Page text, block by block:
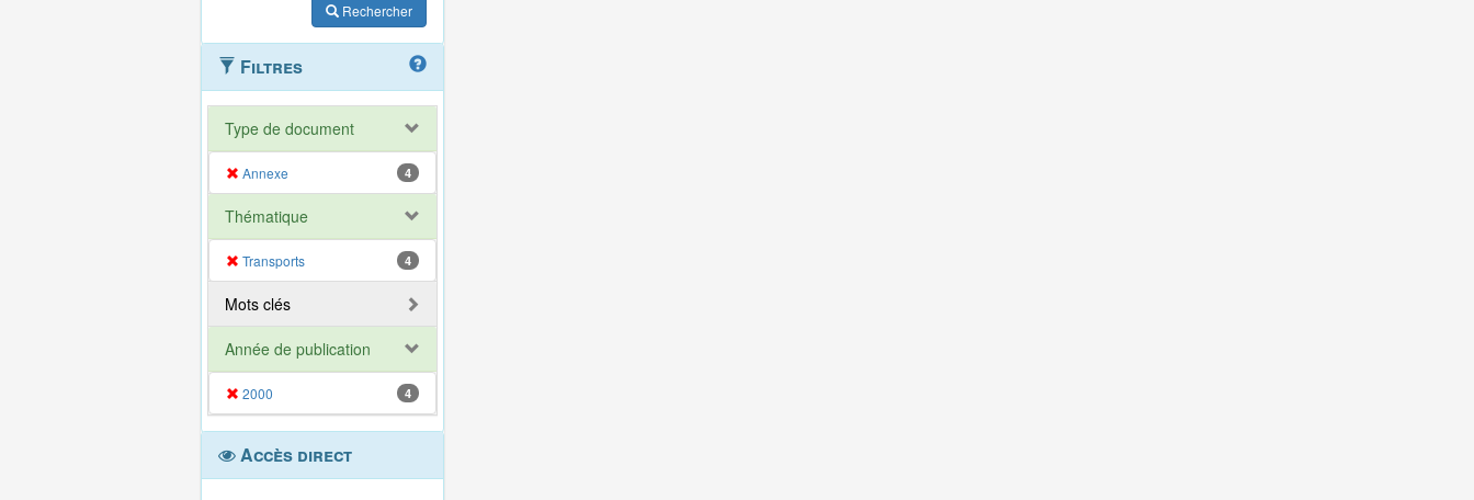
Rechercher
Filtres
Type de document
Annexe 4
Thématique
Transports 4
Mots clés
Année de publication
2000 4
Accès direct